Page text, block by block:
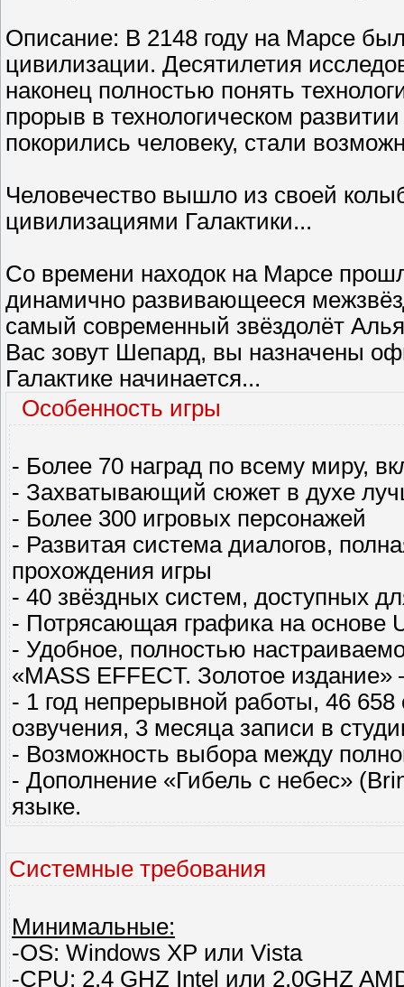
Описание: В 2148 году на Марсе
цивилизации. Десятилетия
наконец полностью понять
прорыв в технологическом
покорились человеку, стали
Человечество вышло из своей
цивилизациями Галактики...
Со времени находок на Марсе
динамично развивающееся
самый современный звёздолёт
Вас зовут Шепард, вы назначены
Галактике начинается...
Особенность игры
- Более 70 наград по всему миру,
- Захватывающий сюжет в духе
- Более 300 игровых персонажей
- Развитая система диалогов,
прохождения игры
- 40 звёздных систем, доступных
- Потрясающая графика на основе
- Удобное, полностью
«MASS EFFECT. Золотое
- 1 год непрерывной работы, 46 658
озвучения, 3 месяца записи в
- Возможность выбора между
- Дополнение «Гибель с небес»
языке.
Системные требования
Минимальные:
-OS: Windows XP или Vista
-CPU: 2.4 GHZ Intel или 2.0GHZ